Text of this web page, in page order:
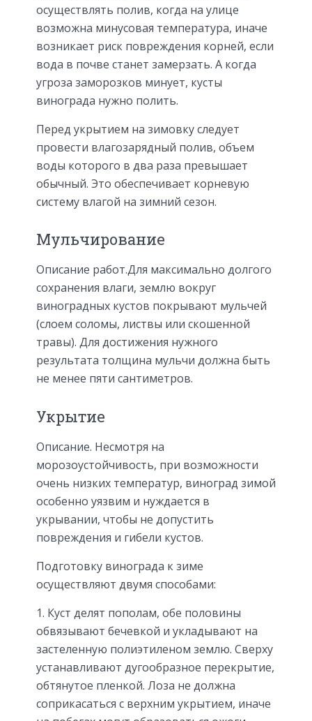
осуществлять полив, когда на улице
возможна минусовая температура, иначе
возникает риск повреждения корней, если
вода в почве станет замерзать. А когда
угроза заморозков минует, кусты
винограда нужно полить.
Перед укрытием на зимовку следует
провести влагозарядный полив, объем
воды которого в два раза превышает
обычный. Это обеспечивает корневую
систему влагой на зимний сезон.
Мульчирование
Описание работ.Для максимально долгого
сохранения влаги, землю вокруг
виноградных кустов покрывают мульчей
(слоем соломы, листвы или скошенной
травы). Для достижения нужного
результата толщина мульчи должна быть
не менее пяти сантиметров.
Укрытие
Описание. Несмотря на
морозоустойчивость, при возможности
очень низких температур, виноград зимой
особенно уязвим и нуждается в
укрывании, чтобы не допустить
повреждения и гибели кустов.
Подготовку винограда к зиме
осуществляют двумя способами:
Куст делят пополам, обе половины
обвязывают бечевкой и укладывают на
застеленную полиэтиленом землю. Сверху
устанавливают дугообразное перекрытие,
обтянутое пленкой. Лоза не должна
соприкасаться с верхним укрытием, иначе